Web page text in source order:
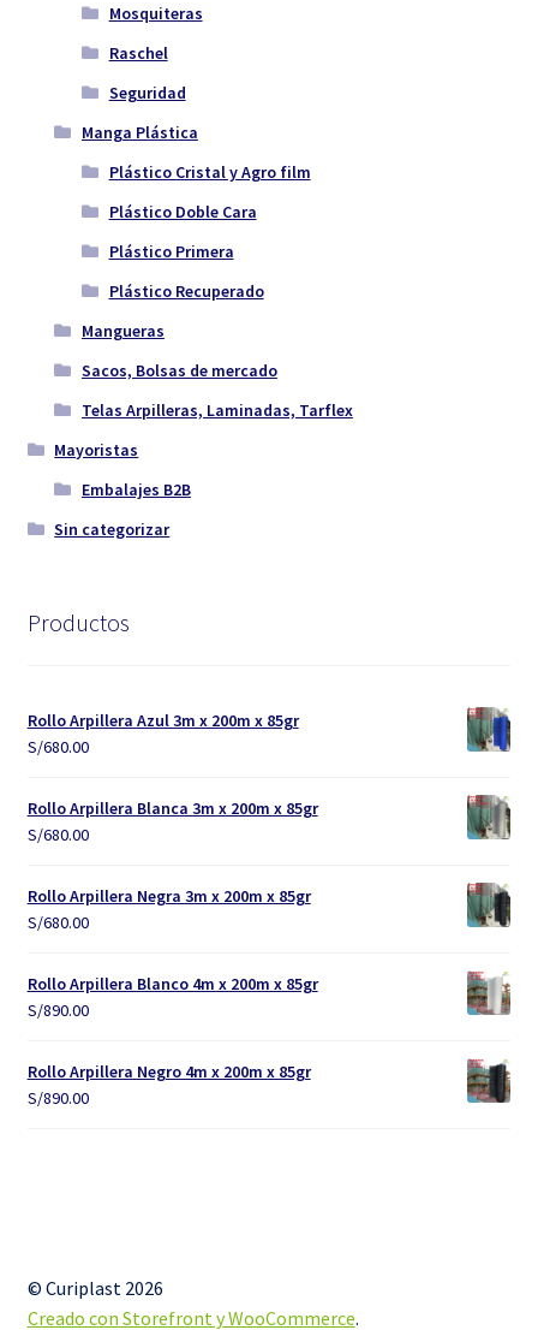
Mosquiteras
Raschel
Seguridad
Manga Plástica
Plástico Cristal y Agro film
Plástico Doble Cara
Plástico Primera
Plástico Recuperado
Mangueras
Sacos, Bolsas de mercado
Telas Arpilleras, Laminadas, Tarflex
Mayoristas
Embalajes B2B
Sin categorizar
Productos
Rollo Arpillera Azul 3m x 200m x 85gr
S/680.00
Rollo Arpillera Blanca 3m x 200m x 85gr
S/680.00
Rollo Arpillera Negra 3m x 200m x 85gr
S/680.00
Rollo Arpillera Blanco 4m x 200m x 85gr
S/890.00
Rollo Arpillera Negro 4m x 200m x 85gr
S/890.00
© Curiplast 2026
Creado con Storefront y WooCommerce.